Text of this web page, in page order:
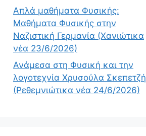
Απλά μαθήματα Φυσικής:
Μαθήματα Φυσικής στην
Ναζιστική Γερμανία (Χανιώτικα
νέα 23/6/2026)
Ανάμεσα στη Φυσική και την
λογοτεχνία Χρυσούλα Σκεπετζή
(Ρεθεμνιώτικα νέα 24/6/2026)